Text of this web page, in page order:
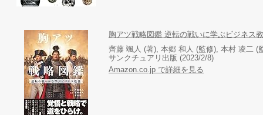
胸アツ戦略図鑑 逆転の戦いに学ぶビジネス
齊藤 颯人 (著), 本郷 和人 (監修), 本村 凌二 (
サンクチュアリ出版 (2023/2/8)
Amazon.co.jp で詳細を見る